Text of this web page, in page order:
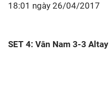
18:01 ngày 26/04/2017
SET 4: Vân Nam 3-3 Altay